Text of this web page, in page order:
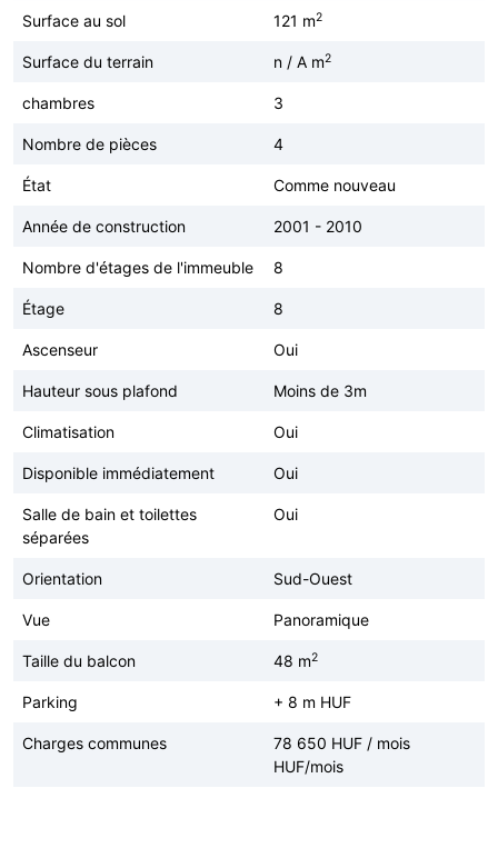
Surface au sol 121 m2
Surface du terrain n / A m2
chambres 3
Nombre de pièces 4
État Comme nouveau
Année de construction 2001 - 2010
Nombre d'étages de l'immeuble 8
Étage 8
Ascenseur Oui
Hauteur sous plafond Moins de 3m
Climatisation Oui
Disponible immédiatement Oui
Salle de bain et toilettes
séparées
Oui
Orientation Sud-Ouest
Vue Panoramique
Taille du balcon 48 m2
Parking + 8 m HUF
Charges communes
78 650 HUF / mois
HUF/mois